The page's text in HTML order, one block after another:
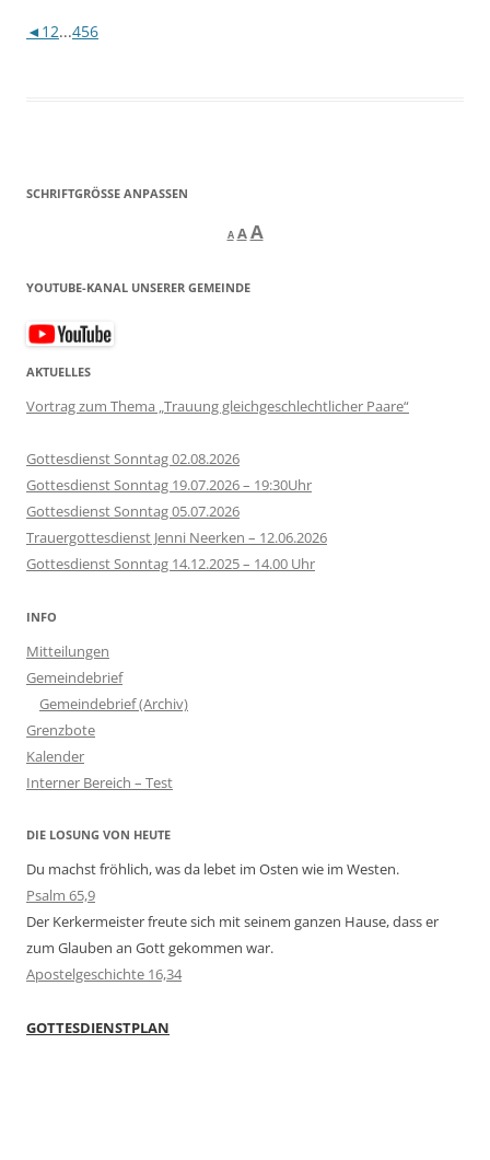
◄12...456
SCHRIFTGRÖSSE ANPASSEN
Afont
A Reset
size.
AIncrease
YOUTUBE-KANAL UNSERER GEMEINDE
AKTUELLES
Vortrag zum Thema „Trauung gleichgeschlechtlicher Paare“
Gottesdienst Sonntag 02.08.2026
Gottesdienst Sonntag 19.07.2026 – 19:30Uhr
Gottesdienst Sonntag 05.07.2026
Trauergottesdienst Jenni Neerken – 12.06.2026
Gottesdienst Sonntag 14.12.2025 – 14.00 Uhr
INFO
Mitteilungen
Gemeindebrief
Gemeindebrief (Archiv)
Grenzbote
Kalender
Interner Bereich – Test
DIE LOSUNG VON HEUTE
Du machst fröhlich, was da lebet im Osten wie im Westen.
Psalm 65,9
Der Kerkermeister freute sich mit seinem ganzen Hause, dass er
zum Glauben an Gott gekommen war.
Apostelgeschichte 16,34
GOTTESDIENSTPLAN